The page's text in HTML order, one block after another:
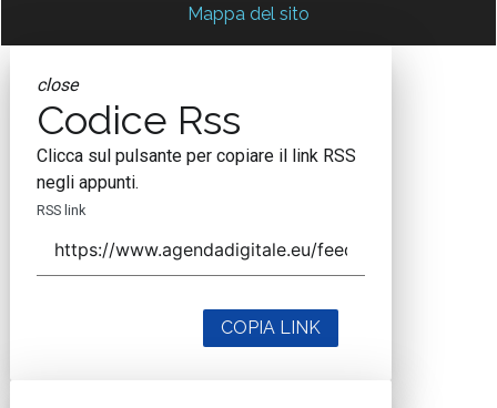
Mappa del sito
close
Codice Rss
Clicca sul pulsante per copiare il link RSS
negli appunti.
RSS link
COPIA LINK